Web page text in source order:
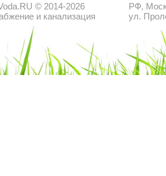
© 2014-2026
и канализация
РФ,
ул.